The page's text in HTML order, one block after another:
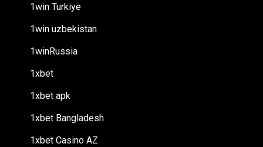
1win Turkiye
1win uzbekistan
1winRussia
1xbet
1xbet apk
1xbet Bangladesh
1xbet Casino AZ